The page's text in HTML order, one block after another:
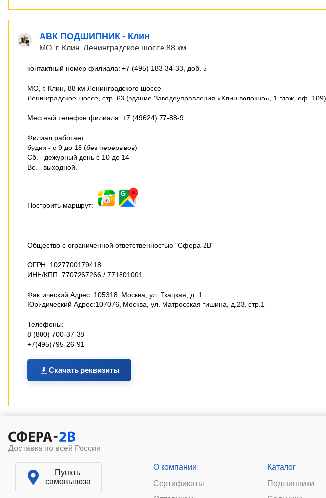
АВК ПОДШИПНИК - Клин
МО, г. Клин, Ленинградское шоссе 88 км
контактный номер филиала: +7 (495) 183-34-33, доб. 5
МО, г. Клин, 88 км Ленинградского шоссе
Ленинградское шоссе, стр. 63 (здание Заводоуправления «Клин волокно», 1 этаж, оф. 109)
Местный телефон филиала: +7 (49624) 77-88-9
Филиал работает:
будни - с 9 до 18 (без перерывов)
Сб. - дежурный день с 10 до 14
Вс. - выходной.
Построить маршрут:
Общество с ограниченной ответственностью "Сфера-2В"
ОГРН: 1027700179418
ИНН/КПП: 7707267266 / 771801001
Фактический Адрес: 105318, Москва, ул. Ткацкая, д. 1
Юридический Адрес:107076, Москва, ул. Матросская тишина, д.23, стр.1
Телефоны:
8 (800) 700-37-38
+7(495)795-26-91
Скачать реквизиты
Доставка по всей России
Пункты
самовывоза
О компании
Сертификаты
Каталог
Подшипники